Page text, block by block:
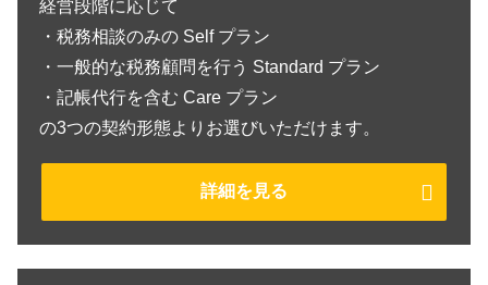
経営段階に応じて
・税務相談のみの Self プラン
・一般的な税務顧問を行う Standard プラン
・記帳代行を含む Care プラン
の3つの契約形態よりお選びいただけます。
詳細を見る